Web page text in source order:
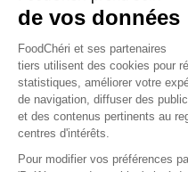
de vos données
FoodChéri et ses partenaires
tiers utilisent des cookies pour
statistiques, améliorer votre
de navigation, diffuser des
et des contenus pertinents au
centres d'intérêts.
Pour modifier vos préférences